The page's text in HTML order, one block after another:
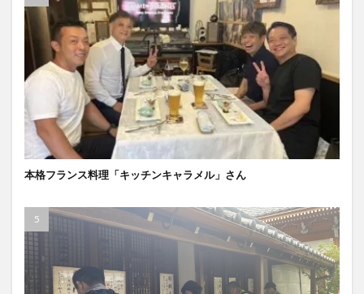
本格フランス料理「キッチンキャラメル」さん